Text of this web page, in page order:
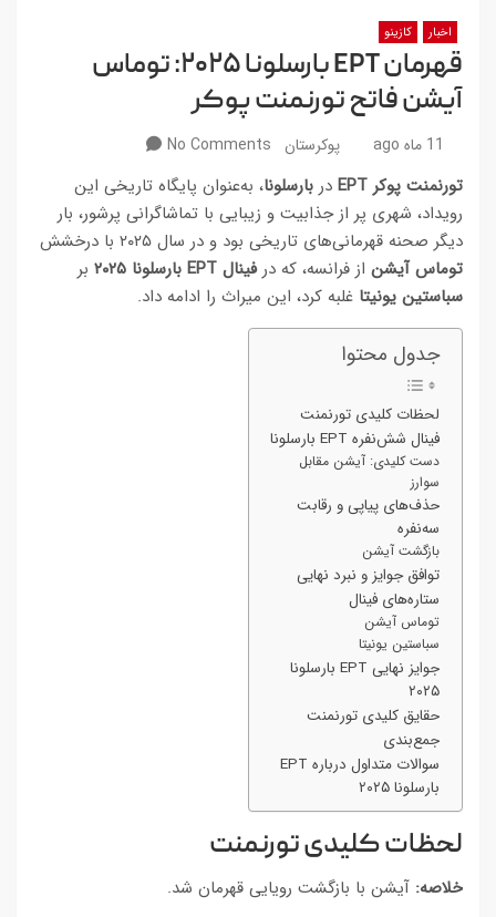
اخبار کازینو
قهرمان EPT بارسلونا ۲۰۲۵: توماس
آیشن فاتح تورنمنت پوکر
11 ماه ago پوکرستان No Comments
تورنمنت پوکر EPT در بارسلونا، به‌عنوان پایگاه تاریخی این
رویداد، شهری پر از جذابیت و زیبایی با تماشاگرانی پرشور، بار
دیگر صحنه قهرمانی‌های تاریخی بود و در سال ۲۰۲۵ با درخشش
توماس آیشن از فرانسه، که درفینال EPT بارسلونا ۲۰۲۵
بر
سباستین یونیتا غلبه کرد، این میراث را ادامه داد.
جدول محتوا
لحظات کلیدی تورنمنت
فینال شش‌نفره EPT بارسلونا
دست کلیدی: آیشن مقابل
سوارز
حذف‌های پیاپی و رقابت
سه‌نفره
بازگشت آیشن
توافق جوایز و نبرد نهایی
ستاره‌های فینال
توماس آیشن
سباستین یونیتا
جوایز نهایی EPT بارسلونا
۲۰۲۵
حقایق کلیدی تورنمنت
جمع‌بندی
سوالات متداول درباره EPT
بارسلونا ۲۰۲۵
لحظات کلیدی تورنمنت
خلاصه: آیشن با بازگشت رویایی قهرمان شد.